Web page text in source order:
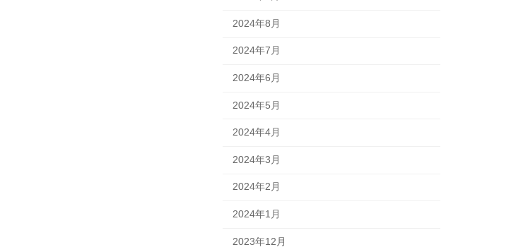
2024年8月
2024年7月
2024年6月
2024年5月
2024年4月
2024年3月
2024年2月
2024年1月
2023年12月